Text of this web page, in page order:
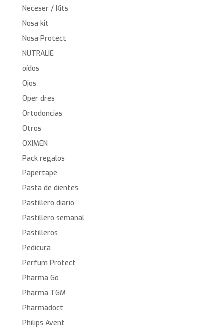
Neceser / Kits
Nosa kit
Nosa Protect
NUTRALIE
oídos
Ojos
Oper dres
Ortodoncias
Otros
OXIMEN
Pack regalos
Papertape
Pasta de dientes
Pastillero diario
Pastillero semanal
Pastilleros
Pedicura
Perfum Protect
Pharma Go
Pharma TGM
Pharmadoct
Philips Avent